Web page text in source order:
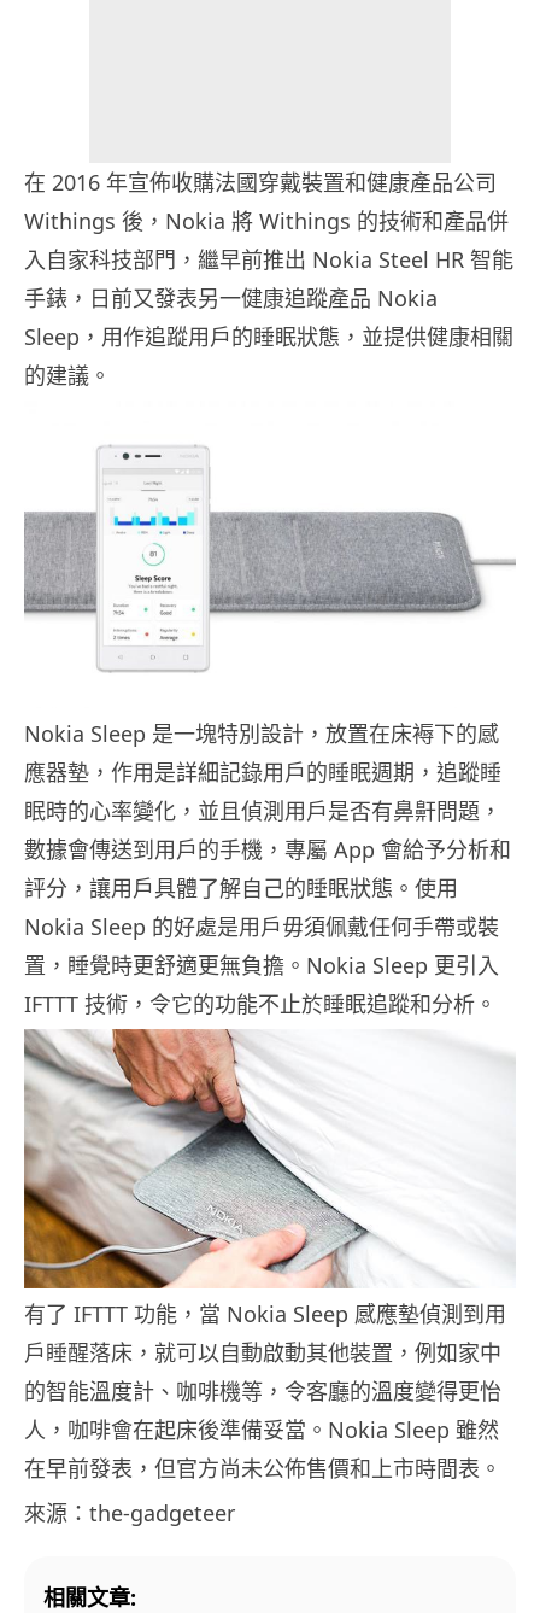
在 2016 年宣佈收購法國穿戴裝置和健康產品公司
Withings 後，Nokia 將 Withings 的技術和產品併
入自家科技部門，繼早前推出 Nokia Steel HR 智能
手錶，日前又發表另一健康追蹤產品 Nokia
Sleep，用作追蹤用戶的睡眠狀態，並提供健康相關
的建議。
Nokia Sleep 是一塊特別設計，放置在床褥下的感
應器墊，作用是詳細記錄用戶的睡眠週期，追蹤睡
眠時的心率變化，並且偵測用戶是否有鼻鼾問題，
數據會傳送到用戶的手機，專屬 App 會給予分析和
評分，讓用戶具體了解自己的睡眠狀態。使用
Nokia Sleep 的好處是用戶毋須佩戴任何手帶或裝
置，睡覺時更舒適更無負擔。Nokia Sleep 更引入
IFTTT 技術，令它的功能不止於睡眠追蹤和分析。
有了 IFTTT 功能，當 Nokia Sleep 感應墊偵測到用
戶睡醒落床，就可以自動啟動其他裝置，例如家中
的智能溫度計、咖啡機等，令客廳的溫度變得更怡
人，咖啡會在起床後準備妥當。Nokia Sleep 雖然
在早前發表，但官方尚未公佈售價和上市時間表。
來源：the-gadgeteer
相關文章: